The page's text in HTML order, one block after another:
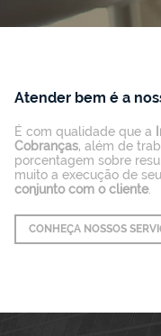
Atender bem é a
É com qualidade que a
Cobranças, além de
porcentagem sobre
muito a execução de
conjunto com o cliente.
CONHEÇA NOSSOS